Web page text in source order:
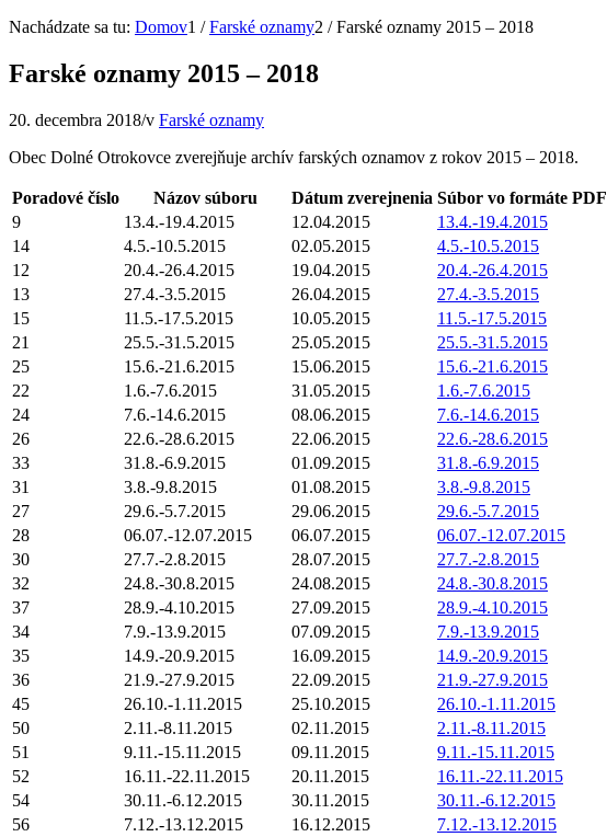
Nachádzate sa tu: Domov1 / Farské oznamy2 / Farské oznamy 2015 – 2018
Farské oznamy 2015 – 2018
20. decembra 2018/v Farské oznamy
Obec Dolné Otrokovce zverejňuje archív farských oznamov z rokov 2015 – 2018.
Poradové číslo Názov súboru Dátum zverejnenia Súbor vo formáte PDF
9
13.4.-19.4.2015 12.04.2015
13.4.-19.4.2015
14
4.5.-10.5.2015 02.05.2015
4.5.-10.5.2015
12
20.4.-26.4.2015 19.04.2015
20.4.-26.4.2015
13
27.4.-3.5.2015 26.04.2015
27.4.-3.5.2015
15
11.5.-17.5.2015 10.05.2015
11.5.-17.5.2015
21
25.5.-31.5.2015 25.05.2015
25.5.-31.5.2015
25
15.6.-21.6.2015 15.06.2015
15.6.-21.6.2015
22
1.6.-7.6.2015 31.05.2015
1.6.-7.6.2015
24
7.6.-14.6.2015 08.06.2015
7.6.-14.6.2015
26
22.6.-28.6.2015 22.06.2015
22.6.-28.6.2015
33
31.8.-6.9.2015 01.09.2015
31.8.-6.9.2015
31
3.8.-9.8.2015 01.08.2015
3.8.-9.8.2015
27
29.6.-5.7.2015 29.06.2015
29.6.-5.7.2015
28
06.07.-12.07.2015 06.07.2015
06.07.-12.07.2015
30
27.7.-2.8.2015 28.07.2015
27.7.-2.8.2015
32
24.8.-30.8.2015 24.08.2015
24.8.-30.8.2015
37
28.9.-4.10.2015 27.09.2015
28.9.-4.10.2015
34
7.9.-13.9.2015 07.09.2015
7.9.-13.9.2015
35
14.9.-20.9.2015 16.09.2015
14.9.-20.9.2015
36
21.9.-27.9.2015 22.09.2015
21.9.-27.9.2015
45
26.10.-1.11.2015 25.10.2015
26.10.-1.11.2015
50
2.11.-8.11.2015 02.11.2015
2.11.-8.11.2015
51
9.11.-15.11.2015 09.11.2015
9.11.-15.11.2015
52
16.11.-22.11.2015 20.11.2015
16.11.-22.11.2015
54
30.11.-6.12.2015 30.11.2015
30.11.-6.12.2015
56
7.12.-13.12.2015 16.12.2015
7.12.-13.12.2015